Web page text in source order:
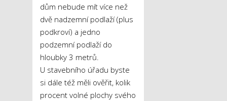
dům nebude mít více než
dvě nadzemní podlaží (plus
podkroví) a jedno
podzemní podlaží do
hloubky 3 metrů.
U stavebního úřadu byste
si dále též měli ověřit, kolik
procent volné plochy svého